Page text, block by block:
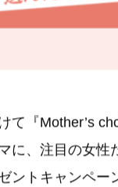
て『Mother’s
に、注目の女性
ントキャンペー